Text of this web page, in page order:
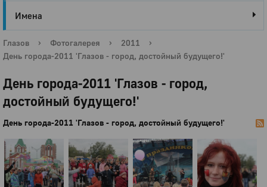
Имена
Глазов › Фотогалерея › 2011
›
День города-2011 'Глазов - город, достойный будущего!'
День города-2011 'Глазов - город,
достойный будущего!'
День города-2011 'Глазов - город, достойный будущего!'